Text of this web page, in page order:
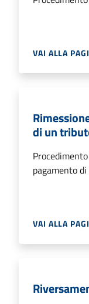
VAI ALLA
di un
pagamento
VAI ALLA